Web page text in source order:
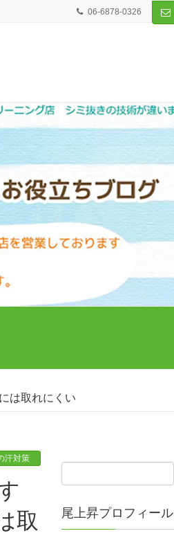
06-6878-0326
は取れにくい
汗対策
取
尾上昇プロフィール